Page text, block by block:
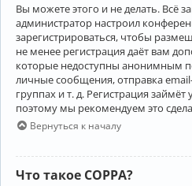
Вы можете этого и не делать. Всё
администратор настроил
зарегистрироваться, чтобы
не менее регистрация даёт вам
которые недоступны анонимным
личные сообщения, отправка
группах и т. д. Регистрация займёт
поэтому мы рекомендуем это
Вернуться к началу
Что такое COPPA?